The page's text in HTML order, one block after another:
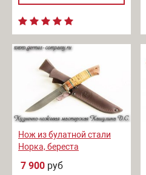
Нож из булатной стали
Норка, береста
7 900 руб